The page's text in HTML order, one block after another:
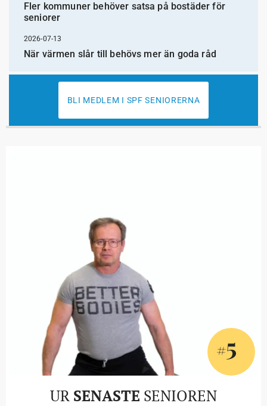
Fler kommuner behöver satsa på bostäder för
seniorer
2026-07-13
När värmen slår till behövs mer än goda råd
BLI MEDLEM I SPF SENIORERNA
#5
UR SENASTE SENIOREN